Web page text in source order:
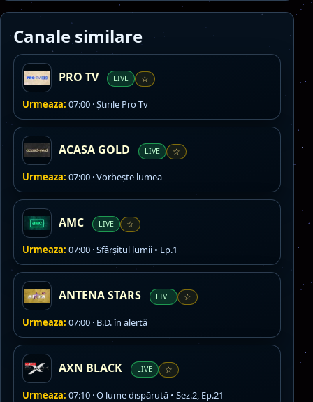
Canale similare
PRO TV LIVE ☆
Urmeaza: 07:00 · Ştirile Pro Tv
ACASA GOLD LIVE ☆
Urmeaza: 07:00 · Vorbeşte lumea
AMC LIVE ☆
Urmeaza: 07:00 · Sfârșitul lumii • Ep.1
ANTENA STARS LIVE ☆
Urmeaza: 07:00 · B.D. în alertă
AXN BLACK LIVE ☆
Urmeaza: 07:10 · O lume dispărută • Sez.2, Ep.21